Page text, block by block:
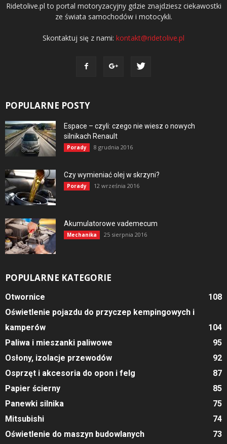
Ridetolive.pl to portal motoryzacyjny gdzie znajdziesz ciekawostki
ze świata samochodów i motocykli.
Skontaktuj się z nami: kontakt@ridetolive.pl
POPULARNE POSTY
Espace – czyli: czego nie wiesz o nowych
silnikach Renault
Porady 8 grudnia 2016
Czy wymieniać olej w skrzyni?
Porady 12 września 2016
Akumulatorowe vademecum
Mechanika 25 sierpnia 2016
POPULARNE KATEGORIE
Otwornice
108
Oświetlenie pojazdu do przyczep kempingowych i
kamperów
104
Paliwa i mieszanki paliwowe
95
Osłony, izolacje przewodów
92
Osprzęt i akcesoria do opon i felg
87
Papier ścierny
85
Panewki silnika
75
Mitsubishi
74
Oświetlenie do maszyn budowlanych
73